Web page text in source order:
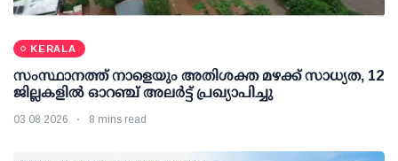
KERALA
സംസ്ഥാനത്ത് നാളെയും അതിശക്ത മഴക്ക് സാധ്യത, 12
ജില്ലകളിൽ ഓറഞ്ച് അലർട്ട് പ്രഖ്യാപിച്ചു
03 08 2026 8 mins read